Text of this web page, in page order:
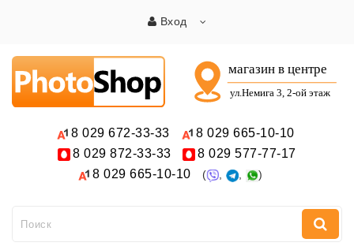
Вход
8 029 672-33-33 8 029 665-10-10
8 029 872-33-33 8 029 577-77-17
8 029 665-10-10 ( , , )